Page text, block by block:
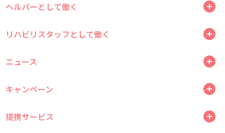
ヘルパーとして働く
リハビリスタッフとして働く
ニュース
キャンペーン
提携サービス